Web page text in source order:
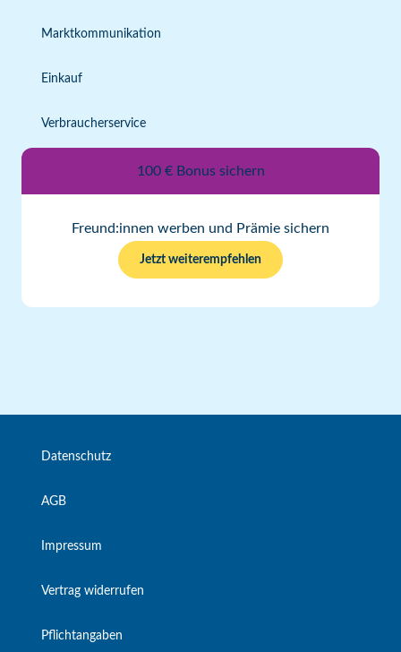
Marktkommunikation
Einkauf
Verbraucherservice
100 € Bonus sichern
Freund:innen werben und Prämie sichern
Jetzt weiterempfehlen
Datenschutz
AGB
Impressum
Vertrag widerrufen
Pflichtangaben